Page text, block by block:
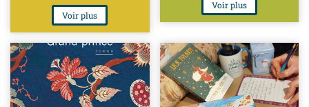
Voir plus
Voir plus